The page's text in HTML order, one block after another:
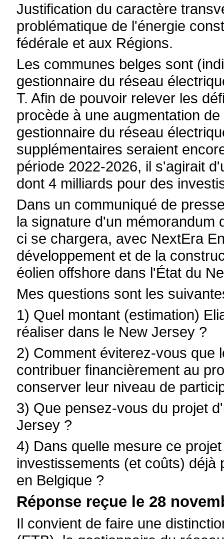
Justification du caractère
problématique de l'énergie
fédérale et aux Régions.
Les communes belges sont
gestionnaire du réseau
T. Afin de pouvoir relever les
procède à une augmentation
gestionnaire du réseau
supplémentaires seraient
période 2022-2026, il s'agirait
dont 4 milliards pour des
Dans un communiqué de
la signature d'un mémorandum
ci se chargera, avec NextEra
développement et de la
éolien offshore dans l'État du
Mes questions sont les
1) Quel montant (estimation)
réaliser dans le New Jersey ?
2) Comment éviterez-vous que
contribuer financièrement au
conserver leur niveau de
3) Que pensez-vous du projet
Jersey ?
4) Dans quelle mesure ce
investissements (et coûts) déjà
en Belgique ?
Réponse reçue le 28
Il convient de faire une